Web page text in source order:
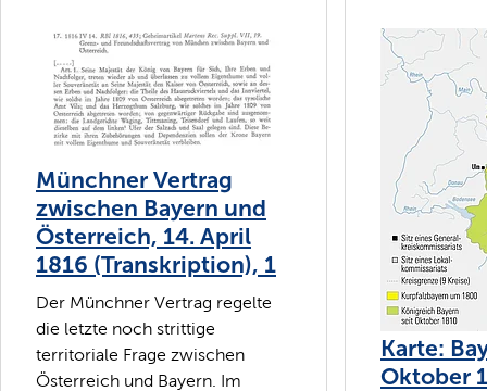
Münchner Vertrag
zwischen Bayern und
Österreich, 14. April
1816 (Transkription), 1
Der Münchner Vertrag regelte
die letzte noch strittige
territoriale Frage zwischen
Österreich und Bayern. Im
Karte:
Oktober